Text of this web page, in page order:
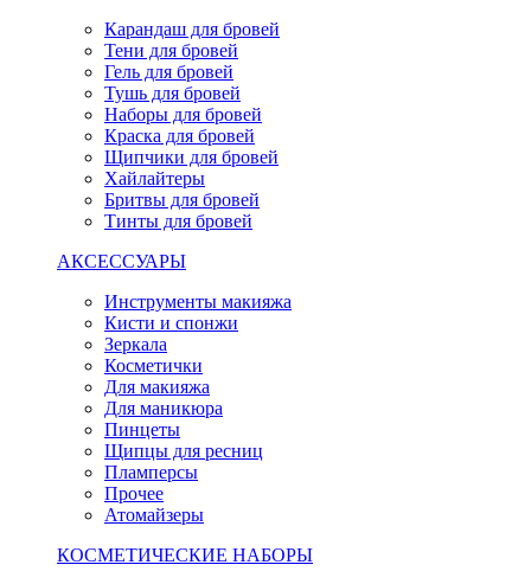
Карандаш для бровей
Тени для бровей
Гель для бровей
Тушь для бровей
Наборы для бровей
Краска для бровей
Щипчики для бровей
Хайлайтеры
Бритвы для бровей
Тинты для бровей
АКСЕССУАРЫ
Инструменты макияжа
Кисти и спонжи
Зеркала
Косметички
Для макияжа
Для маникюра
Пинцеты
Щипцы для ресниц
Пламперсы
Прочее
Атомайзеры
КОСМЕТИЧЕСКИЕ НАБОРЫ